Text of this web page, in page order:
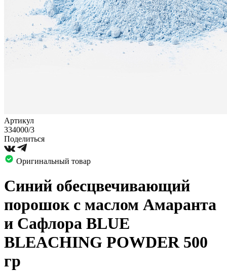
Артикул
334000/3
Поделиться
Оригинальный товар
Синий обесцвечивающий
порошок с маслом Амаранта
и Сафлора BLUE
BLEACHING POWDER 500
гр